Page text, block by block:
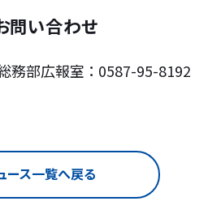
問い合わせ
務部広報室 ： 0587-95-8192
ース一覧へ戻る